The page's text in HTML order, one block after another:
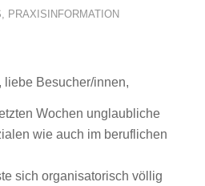
, PRAXISINFORMATION
liebe Besucher/innen,
Wochen unglaubliche
wie auch im beruflichen
sich organisatorisch völlig